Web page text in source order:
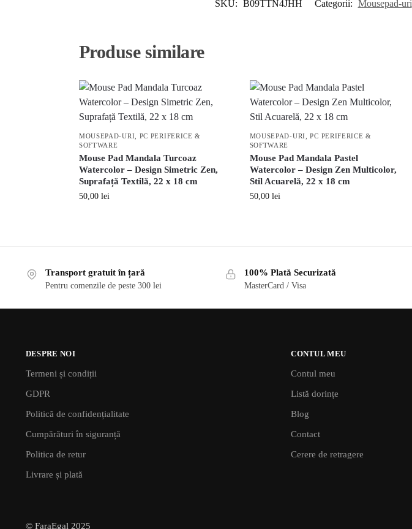
SKU: B09TTN4JHH Categorii: Mousepad-uri
Produse similare
MOUSEPAD-URI
PC PERIFERICE &
SOFTWARE
Mouse Pad Mandala Turcoaz
Watercolor – Design Simetric Zen,
Suprafață Textilă, 22 x 18 cm
50,00 lei
MOUSEPAD-URI ,PC PERIFERICE &
SOFTWARE
Mouse Pad Mandala Pastel
Watercolor – Design Zen Multicolor,
Stil Acuarelă, 22 x 18 cm
50,00 lei
Transport gratuit în țară
Pentru comenzile de peste 300 lei
100% Plată Securizată
MasterCard / Visa
DESPRE NOI
Termeni și condiții
GDPR
Politică de confidențialitate
Cumpărături în siguranță
Politica de retur
Livrare și plată
CONTUL MEU
Contul meu
Listă dorințe
Blog
Contact
Cerere de retragere
© FaraEgal 2025